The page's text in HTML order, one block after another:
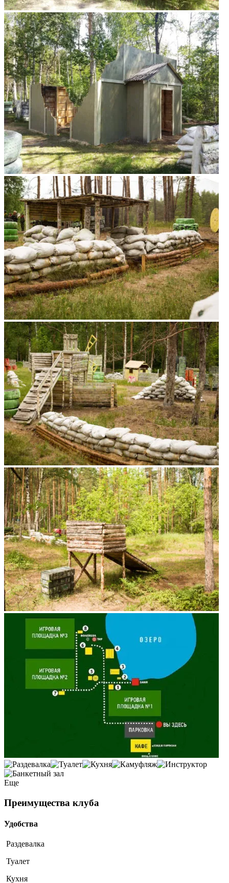
Еще
Преимущества клуба
Удобства
Раздевалка
Туалет
Кухня